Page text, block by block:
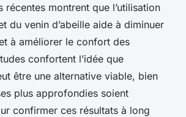
récentes montrent que l’utilisation
du venin d’abeille aide à diminuer
à améliorer le confort des
confortent l’idée que
être une alternative viable, bien
plus approfondies soient
confirmer ces résultats à long